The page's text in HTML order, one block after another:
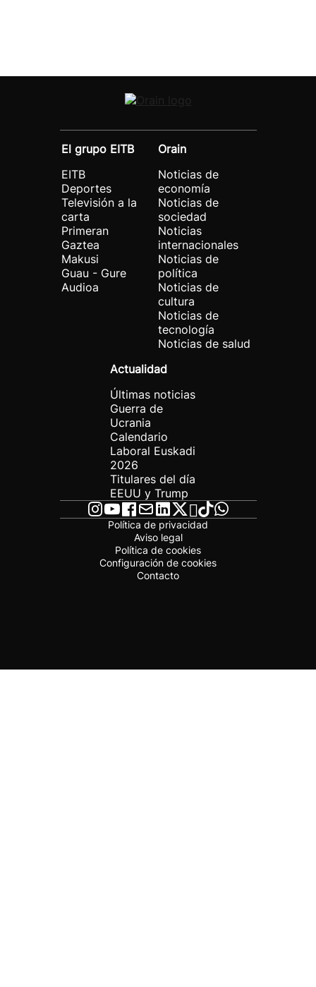
El grupo EITB
EITB
Deportes
Televisión a la
carta
Primeran
Gaztea
Makusi
Guau - Gure
Audioa
Orain
Noticias de
economía
Noticias de
sociedad
Noticias
internacionales
Noticias de
política
Noticias de
cultura
Noticias de
tecnología
Noticias de salud
Actualidad
Últimas noticias
Guerra de
Ucrania
Calendario
Laboral Euskadi
2026
Titulares del día
EEUU y Trump
Política de privacidad
Aviso legal
Política de cookies
Configuración de cookies
Contacto